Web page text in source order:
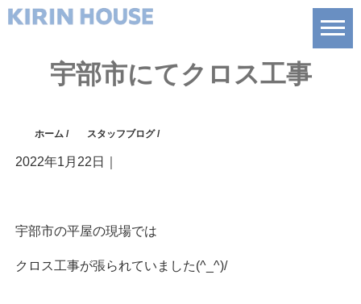
宇部市にてクロス工事
ホーム / スタッフブログ/
2022年1月22日
宇部市の平屋の現場では
クロス工事が張られていました(^_^)/